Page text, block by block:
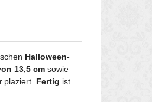
Halloween-
13,5 cm sowie
plaziert. Fertig ist